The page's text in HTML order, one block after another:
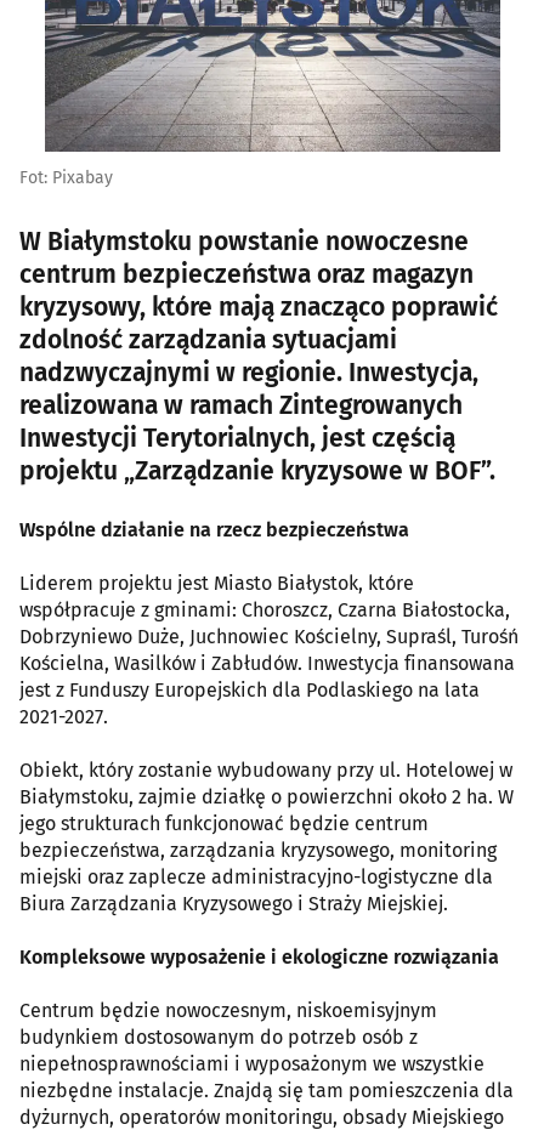
Fot: Pixabay
W Białymstoku powstanie nowoczesne
centrum bezpieczeństwa oraz magazyn
kryzysowy, które mają znacząco poprawić
zdolność zarządzania sytuacjami
nadzwyczajnymi w regionie. Inwestycja,
realizowana w ramach Zintegrowanych
Inwestycji Terytorialnych, jest częścią
projektu „Zarządzanie kryzysowe w BOF”.
Wspólne działanie na rzecz bezpieczeństwa
Liderem projektu jest Miasto Białystok, które
współpracuje z gminami: Choroszcz, Czarna Białostocka,
Dobrzyniewo Duże, Juchnowiec Kościelny, Supraśl, Turośń
Kościelna, Wasilków i Zabłudów. Inwestycja finansowana
jest z Funduszy Europejskich dla Podlaskiego na lata
2021-2027.
Obiekt, który zostanie wybudowany przy ul. Hotelowej w
Białymstoku, zajmie działkę o powierzchni około 2 ha. W
jego strukturach funkcjonować będzie centrum
bezpieczeństwa, zarządzania kryzysowego, monitoring
miejski oraz zaplecze administracyjno-logistyczne dla
Biura Zarządzania Kryzysowego i Straży Miejskiej.
Kompleksowe wyposażenie i ekologiczne rozwiązania
Centrum będzie nowoczesnym, niskoemisyjnym
budynkiem dostosowanym do potrzeb osób z
niepełnosprawnościami i wyposażonym we wszystkie
niezbędne instalacje. Znajdą się tam pomieszczenia dla
dyżurnych, operatorów monitoringu, obsady Miejskiego